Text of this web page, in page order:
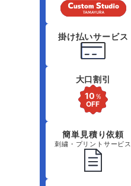
掛け払いサービス
大口割引
簡単見積り依頼
刺繍・プリントサービス